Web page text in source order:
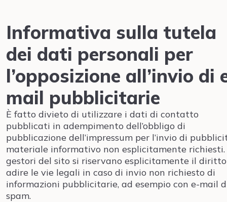
Informativa sulla tutela
dei dati personali per
l’opposizione all’invio di
mail pubblicitarie
È fatto divieto di utilizzare i dati di contatto
pubblicati in adempimento dell’obbligo di
pubblicazione dell’impressum per l’invio di
materiale informativo non esplicitamente richiesti.
gestori del sito si riservano esplicitamente il
adire le vie legali in caso di invio non richiesto di
informazioni pubblicitarie, ad esempio con e-mail
spam.